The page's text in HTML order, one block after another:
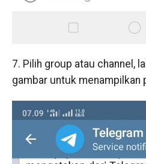
7. Pilih group atau channel,
gambar untuk menampilkan